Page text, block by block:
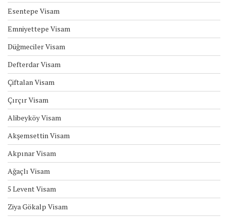
Esentepe Visam
Emniyettepe Visam
Düğmeciler Visam
Defterdar Visam
Çiftalan Visam
Çırçır Visam
Alibeyköy Visam
Akşemsettin Visam
Akpınar Visam
Ağaçlı Visam
5 Levent Visam
Ziya Gökalp Visam